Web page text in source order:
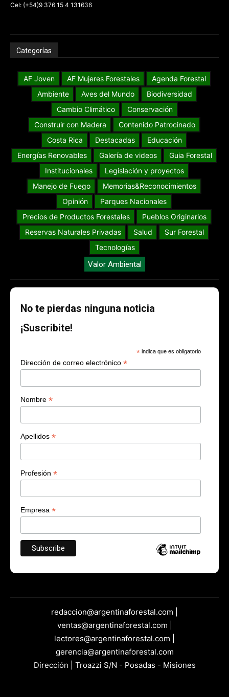
Cel: (+54)9 376 15 4 131636
Categorías
AF Joven AF Mujeres Forestales
Agenda Forestal
Ambiente
Aves del Mundo
Biodiversidad
Cambio Climático
Conservación
Construir con Madera
Contenido Patrocinado
Costa Rica
Destacadas
Educación
Energías Renovables
Galería de videos
Guia Forestal
Institucionales
Legislación y proyectos
Manejo de Fuego
Memorias&Reconocimientos
Opinión
Parques Nacionales
Precios de Productos Forestales
Pueblos Originarios
Reservas Naturales Privadas
Salud
Sur Forestal
Tecnologías
Valor Ambiental
No te pierdas ninguna noticia
¡Suscribite!
* indica que es obligatorio
Dirección de correo electrónico *
Nombre *
Apellidos *
Profesión *
Empresa *
redaccion@argentinaforestal.com |
ventas@argentinaforestal.com |
lectores@argentinaforestal.com |
gerencia@argentinaforestal.com
Dirección | Troazzi S/N - Posadas - Misiones